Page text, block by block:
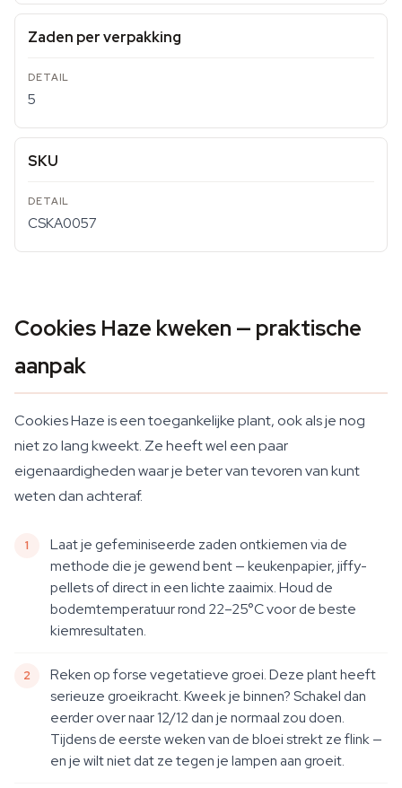
Zaden per verpakking
5
SKU
CSKA0057
Cookies Haze kweken — praktische
aanpak
Cookies Haze is een toegankelijke plant, ook als je nog
niet zo lang kweekt. Ze heeft wel een paar
eigenaardigheden waar je beter van tevoren van kunt
weten dan achteraf.
Laat je gefeminiseerde zaden ontkiemen via de
methode die je gewend bent — keukenpapier, jiffy-
pellets of direct in een lichte zaaimix. Houd de
bodemtemperatuur rond 22–25°C voor de beste
kiemresultaten.
Reken op forse vegetatieve groei. Deze plant heeft
serieuze groeikracht. Kweek je binnen? Schakel dan
eerder over naar 12/12 dan je normaal zou doen.
Tijdens de eerste weken van de bloei strekt ze flink —
en je wilt niet dat ze tegen je lampen aan groeit.